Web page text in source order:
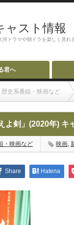
ャスト情
河ドラマや朝ドラを楽しく見れ
君へ
歴史系番組・映画など
よ剣」(2020年) キ
・映画など 映画,
Share Hatena